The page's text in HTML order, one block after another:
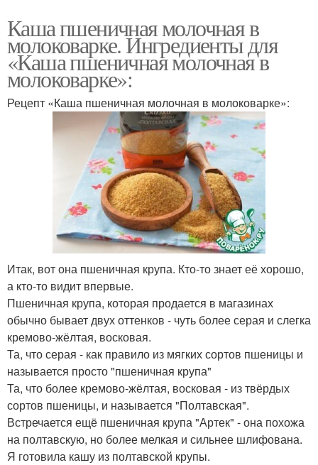
Каша пшеничная молочная в
молоковарке. Ингредиенты для
«Каша пшеничная молочная в
молоковарке»:
Рецепт «Каша пшеничная молочная в молоковарке»:
Итак, вот она пшеничная крупа. Кто-то знает её хорошо,
а кто-то видит впервые.
Пшеничная крупа, которая продается в магазинах
обычно бывает двух оттенков - чуть более серая и слегка
кремово-жёлтая, восковая.
Та, что серая - как правило из мягких сортов пшеницы и
называется просто "пшеничная крупа"
Та, что более кремово-жёлтая, восковая - из твёрдых
сортов пшеницы, и называется "Полтавская".
Встречается ещё пшеничная крупа "Артек" - она похожа
на полтавскую, но более мелкая и сильнее шлифована.
Я готовила кашу из полтавской крупы.